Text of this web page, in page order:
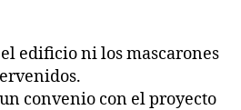
edificio ni los mascarones
convenio con el proyecto